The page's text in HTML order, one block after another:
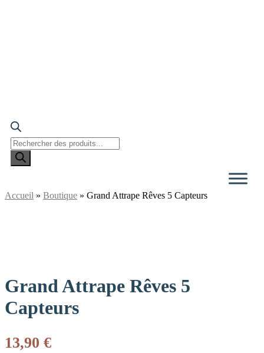
Recherche
de
Accueil » Boutique » Grand Attrape Rêves 5 Capteurs
Grand Attrape Rêves 5
Capteurs
13,90 €